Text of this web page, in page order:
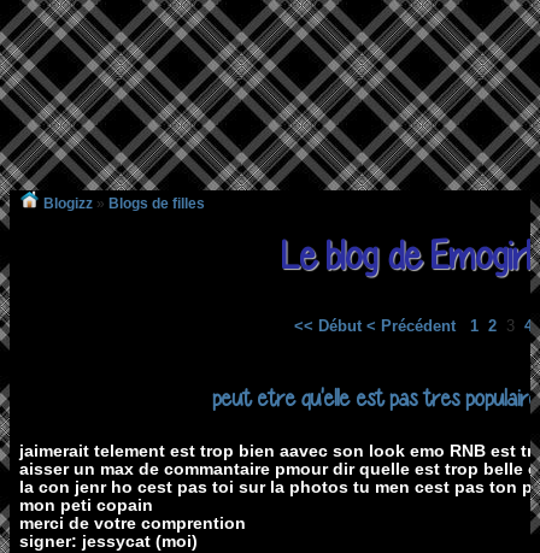
Blogizz » Blogs de filles
Le blog de
<< Début < Précédent 1 23 4
peut etre qu'elle est pas tres
jaimerait telement est trop bien aavec son look emo RNB est
aisser un max de commantaire pmour dir quelle est trop belle
la con jenr ho cest pas toi sur la photos tu men cest pas ton
mon peti copain
merci de votre comprention
signer: jessycat (moi)